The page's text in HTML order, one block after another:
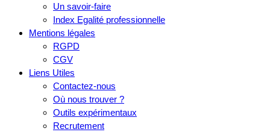
Un savoir-faire
Index Egalité professionnelle
Mentions légales
RGPD
CGV
Liens Utiles
Contactez-nous
Où nous trouver ?
Outils expérimentaux
Recrutement